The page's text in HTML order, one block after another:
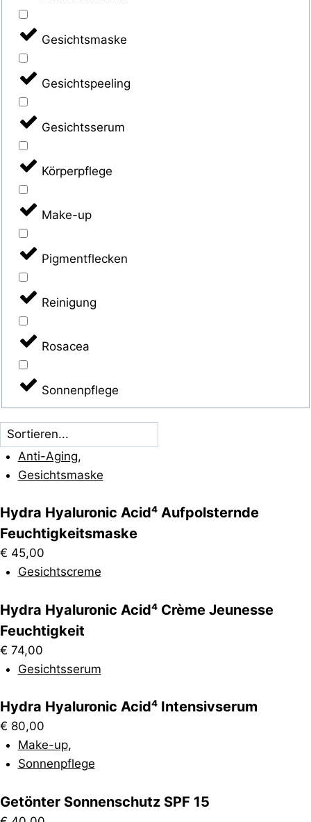
Gesichtsmaske
Gesichtspeeling
Gesichtsserum
Körperpflege
Make-up
Pigmentflecken
Reinigung
Rosacea
Sonnenpflege
Anti-Aging,
Gesichtsmaske
Hydra Hyaluronic Acid⁴ Aufpolsternde
Feuchtigkeitsmaske
€ 45,00
Gesichtscreme
Hydra Hyaluronic Acid⁴ Crème Jeunesse
Feuchtigkeit
€ 74,00
Gesichtsserum
Hydra Hyaluronic Acid⁴ Intensivserum
€ 80,00
Make-up,
Sonnenpflege
Getönter Sonnenschutz SPF 15